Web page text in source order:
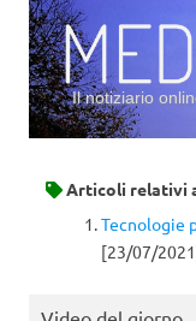
Il notiziario
Articoli relativi
Tecnologie
[23/07/